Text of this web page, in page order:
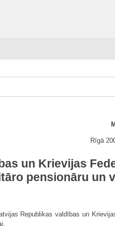
Rīgā
un Krievijas
pensionāru un
Republikas valdības un